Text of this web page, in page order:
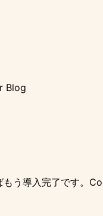
Blog
う導入完了です。